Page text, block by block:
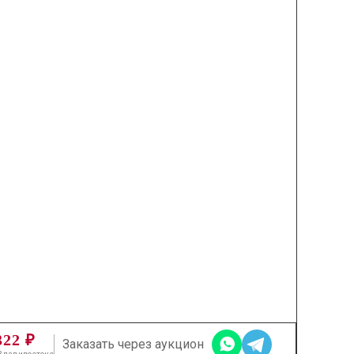
₽ Заказать через аукцион